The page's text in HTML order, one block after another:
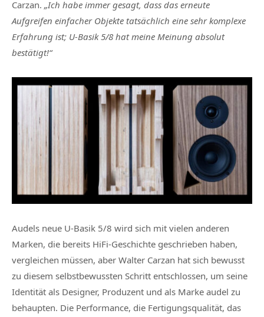
Carzan. „Ich habe immer gesagt, dass das erneute
Aufgreifen einfacher Objekte tatsächlich eine sehr komplexe
Erfahrung ist; U-Basik 5/8 hat meine Meinung absolut
bestätigt!“
Audels neue U-Basik 5/8 wird sich mit vielen anderen
Marken, die bereits HiFi-Geschichte geschrieben haben,
vergleichen müssen, aber Walter Carzan hat sich bewusst
zu diesem selbstbewussten Schritt entschlossen, um seine
Identität als Designer, Produzent und als Marke audel zu
behaupten. Die Performance, die Fertigungsqualität, das